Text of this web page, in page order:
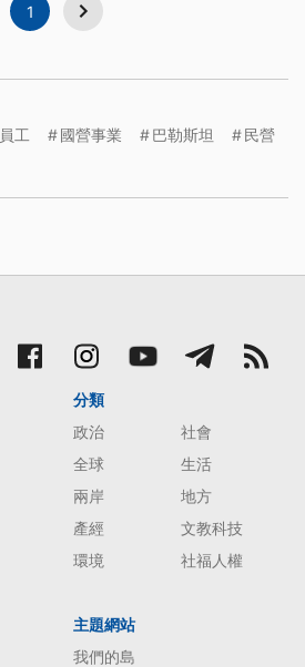
1
員工 國營事業 巴勒斯坦
民營
分類
政治
社會
全球
生活
兩岸
地方
產經
文教科技
環境
社福人權
主題網站
我們的島